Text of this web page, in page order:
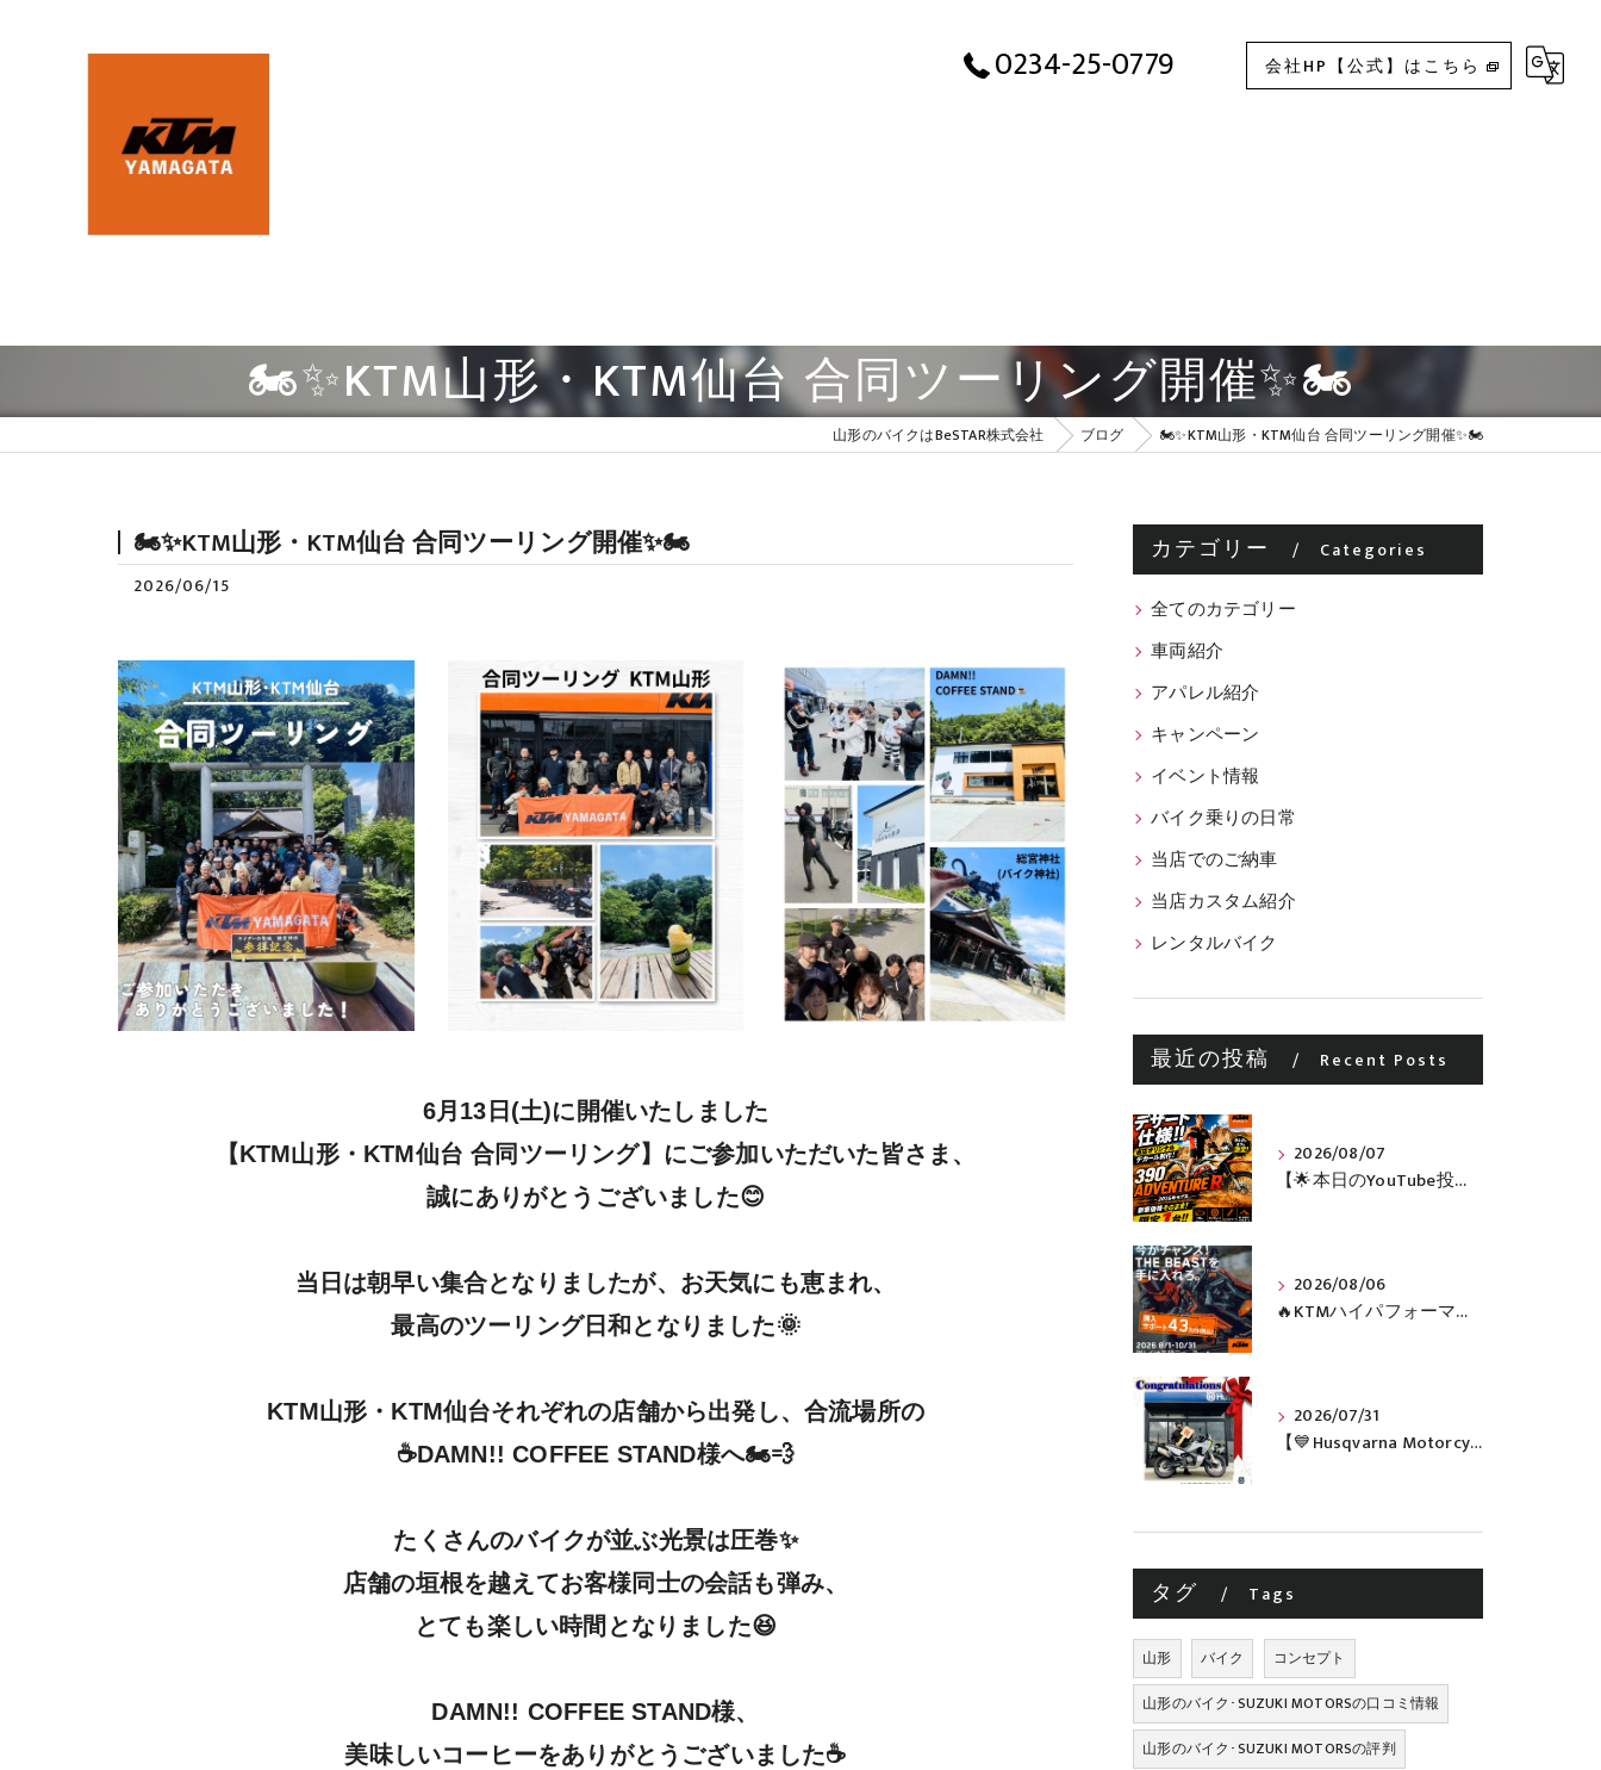
0234-25-0779 会社HP【公式】はこちら
🏍✨KTM山形・KTM仙台 合同ツーリング開催✨🏍
山形のバイクはBeSTAR株式会社 ブログ 🏍✨KTM山形・KTM仙台 合同ツーリング開催✨🏍
🏍✨KTM山形・KTM仙台 合同ツーリング開催✨🏍
2026/06/15
6月13日(土)に開催いたしました
【KTM山形・KTM仙台 合同ツーリング】にご参加いただいた皆さま、
誠にありがとうございました😊
当日は朝早い集合となりましたが、お天気にも恵まれ、
最高のツーリング日和となりました🌞
KTM山形・KTM仙台それぞれの店舗から出発し、合流場所の
☕DAMN!! COFFEE STAND様へ🏍💨
たくさんのバイクが並ぶ光景は圧巻✨
店舗の垣根を越えてお客様同士の会話も弾み、
とても楽しい時間となりました😆
DAMN!! COFFEE STAND様、
美味しいコーヒーをありがとうございました☕
カテゴリー Categories
全てのカテゴリー
車両紹介
アパレル紹介
キャンペーン
イベント情報
バイク乗りの日常
当店でのご納車
当店カスタム紹介
レンタルバイク
最近の投稿 Recent Posts
2026/08/07
【🌟本日のYouTube投稿完了🌟】 🔥390 ADVENTURE R × KTM山形 オリジナルデカール仕様誕生🔥
2026/08/06
🔥KTMハイパフォーマンスネイキッドがお得に手に入るチャンス🔥
2026/07/31
【💙Husqvarna Motorcycles / NORDEN 901💙】 ご納車おめでとうございます🎉✨
タグ Tags
山形 バイク
コンセプト
山形のバイク･SUZUKI MOTORSの口コミ情報
山形のバイク･SUZUKI MOTORSの評判